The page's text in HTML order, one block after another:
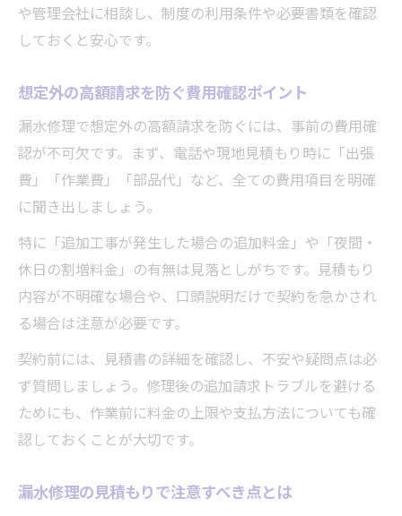
や管理会社に相談し、制度の利用条件や必要書類を確認
しておくと安心です。
想定外の高額請求を防ぐ費用確認ポイント
漏水修理で想定外の高額請求を防ぐには、事前の費用確
認が不可欠です。まず、電話や現地見積もり時に「出張
費」「作業費」「部品代」など、全ての費用項目を明確
に聞き出しましょう。
特に「追加工事が発生した場合の追加料金」や「夜間・
休日の割増料金」の有無は見落としがちです。見積もり
内容が不明確な場合や、口頭説明だけで契約を急かされ
る場合は注意が必要です。
契約前には、見積書の詳細を確認し、不安や疑問点は必
ず質問しましょう。修理後の追加請求トラブルを避ける
ためにも、作業前に料金の上限や支払方法についても確
認しておくことが大切です。
漏水修理の見積もりで注意すべき点とは